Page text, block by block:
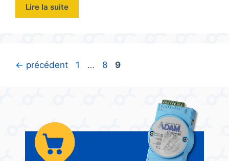
Lire la suite
← précédent Page
1 … Page
8 Page
9